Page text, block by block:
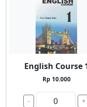
English Course
Rp 10.000
-
+